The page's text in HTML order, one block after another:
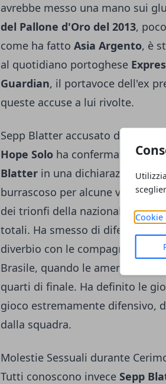
Cookie
avrebbe messo una mano sui
del Pallone d'Oro del 2013,
come ha fatto Asia Argento, è
al quotidiano portoghese
Guardian, il portavoce dell'ex
queste accuse a lui rivolte.
Sepp Blatter accusato di
Hope Solo ha confermato la
Blatter in una dichiarazione
burrascoso per alcune violenze
dei trionfi della nazionale a
totali. Ha smesso di difendere la
diverbio con le compagne di
Brasile, quando le americane
quarti di finale. Ha definito le
gioco estremamente difensivo,
dalla squadra.
Molestie Sessuali durante
Tutti conoscono invece Sepp